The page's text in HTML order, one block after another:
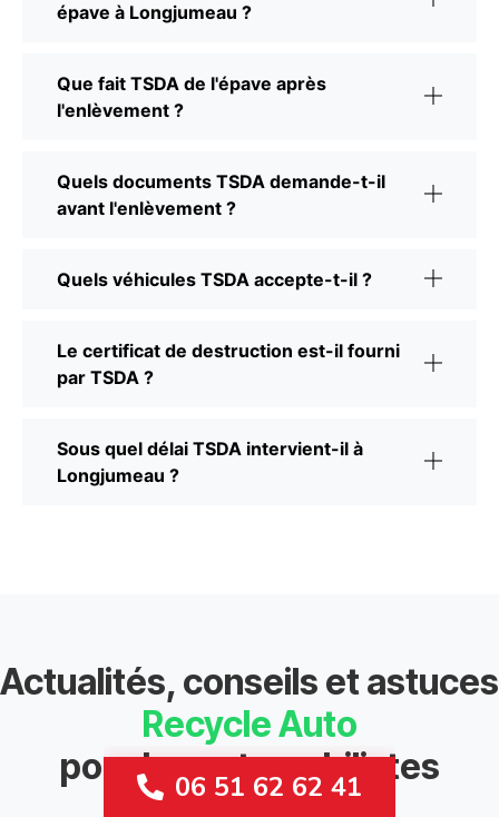
épave à Longjumeau ?
Que fait TSDA de l'épave après
l'enlèvement ?
Quels documents TSDA demande-t-il
avant l'enlèvement ?
Quels véhicules TSDA accepte-t-il ?
Le certificat de destruction est-il fourni
par TSDA ?
Sous quel délai TSDA intervient-il à
Longjumeau ?
Actualités, conseils et astuces
Recycle Auto
pour les automobilistes
06 51 62 62 41